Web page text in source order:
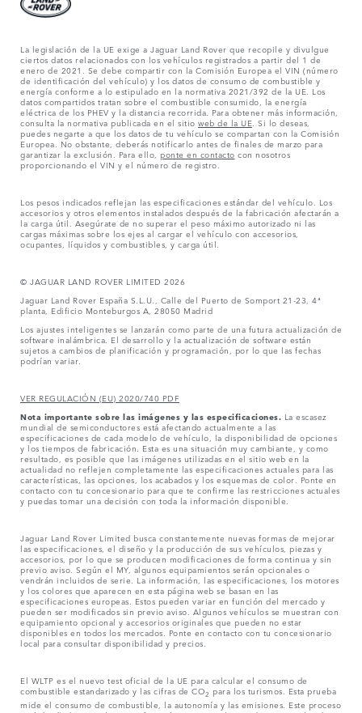
La legislación de la UE exige a Jaguar Land Rover que recopile y divulgue
ciertos datos relacionados con los vehículos registrados a partir del 1 de
enero de 2021. Se debe compartir con la Comisión Europea el VIN (número
de identificación del vehículo) y los datos de consumo de combustible y
energía conforme a lo estipulado en la normativa 2021/392 de la UE. Los
datos compartidos tratan sobre el combustible consumido, la energía
eléctrica de los PHEV y la distancia recorrida. Para obtener más información,
consulta la normativa publicada en el sitio web de la UE . Si lo deseas,
puedes negarte a que los datos de tu vehículo se compartan con la Comisión
Europea. No obstante, deberás notificarlo antes de finales de marzo para
garantizar la exclusión. Para ello, ponte en contacto con nosotros
proporcionando el VIN y el número de registro.
Los pesos indicados reflejan las especificaciones estándar del vehículo. Los
accesorios y otros elementos instalados después de la fabricación afectarán a
la carga útil. Asegúrate de no superar el peso máximo autorizado ni las
cargas máximas sobre los ejes al cargar el vehículo con accesorios,
ocupantes, líquidos y combustibles, y carga útil.
© JAGUAR LAND ROVER LIMITED 2026
Jaguar Land Rover España S.L.U., Calle del Puerto de Somport 21-23, 4ª
planta, Edificio Monteburgos A, 28050 Madrid
Los ajustes inteligentes se lanzarán como parte de una futura actualización de
software inalámbrica. El desarrollo y la actualización de software están
sujetos a cambios de planificación y programación, por lo que las fechas
podrían variar.
VER REGULACIÓN (EU) 2020/740 PDF
Nota importante sobre las imágenes y las especificaciones. La escasez
mundial de semiconductores está afectando actualmente a las
especificaciones de cada modelo de vehículo, la disponibilidad de opciones
y los tiempos de fabricación. Esta es una situación muy cambiante, y como
resultado, es posible que las imágenes utilizadas en el sitio web en la
actualidad no reflejen completamente las especificaciones actuales para las
características, las opciones, los acabados y los esquemas de color. Ponte en
contacto con tu concesionario para que te confirme las restricciones actuales
y puedas tomar una decisión con toda la información disponible.
Jaguar Land Rover Limited busca constantemente nuevas formas de mejorar
las especificaciones, el diseño y la producción de sus vehículos, piezas y
accesorios, por lo que se producen modificaciones de forma continua y sin
previo aviso. Según el MY, algunos equipamientos serán opcionales o
vendrán incluidos de serie. La información, las especificaciones, los motores
y los colores que aparecen en esta página web se basan en las
especificaciones europeas. Estos pueden variar en función del mercado y
pueden ser modificados sin previo aviso. Algunos vehículos se muestran con
equipamiento opcional y accesorios originales que pueden no estar
disponibles en todos los mercados. Ponte en contacto con tu concesionario
local para consultar disponibilidad y precios.
El WLTP es el nuevo test oficial de la UE para calcular el consumo de
combustible estandarizado y las cifras de CO2 para los turismos. Esta prueba
mide el consumo de combustible, la autonomía y las emisiones. Este proceso